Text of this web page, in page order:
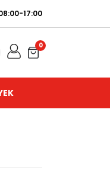
17:00
0